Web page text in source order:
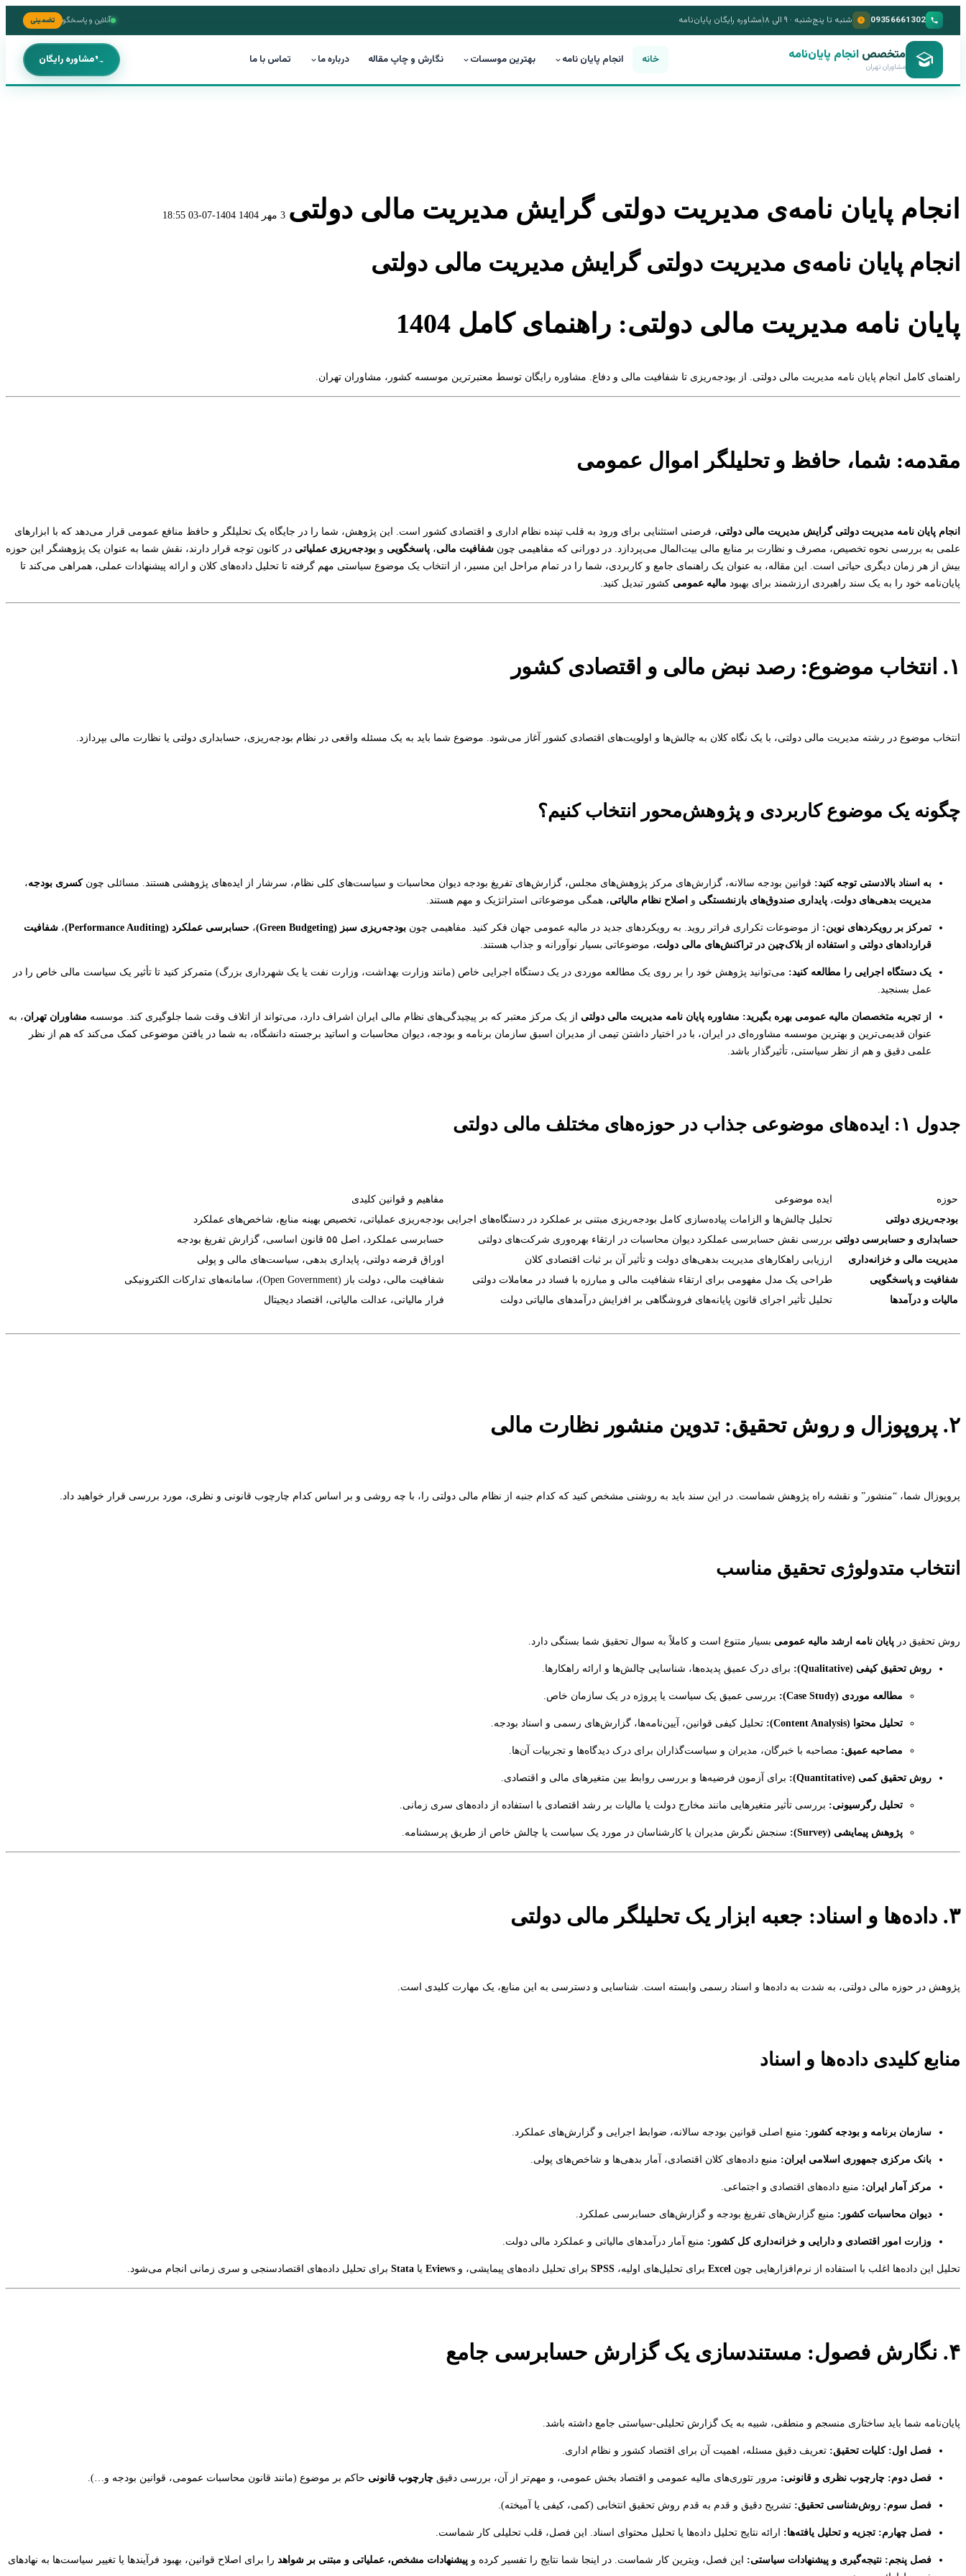
09356661302 شنبه تا پنج‌شنبه · ۹ الی ۱۸ مشاوره رایگان پایان‌نامه آنلاین و پاسخگو تضمینی
متخصص انجام پایان‌نامه
مشاوران تهران خانه انجام پایان نامه بهترین موسسات نگارش و چاپ مقاله درباره ما تماس با ما مشاوره رایگان
انجام پایان نامه‌ی مدیریت دولتی گرایش مدیریت مالی دولتی 3 مهر 1404 1404-07-03 18:55
انجام پایان نامه‌ی مدیریت دولتی گرایش مدیریت مالی دولتی
پایان نامه مدیریت مالی دولتی: راهنمای کامل 1404
راهنمای کامل انجام پایان نامه مدیریت مالی دولتی. از بودجه‌ریزی تا شفافیت مالی و دفاع. مشاوره رایگان توسط معتبرترین موسسه کشور، مشاوران تهران.
مقدمه: شما، حافظ و تحلیلگر اموال عمومی
انجام پایان نامه مدیریت دولتی گرایش مدیریت مالی دولتی، فرصتی استثنایی برای ورود به قلب تپنده نظام اداری و اقتصادی کشور است. این پژوهش، شما را در جایگاه یک تحلیلگر و حافظ منافع عمومی قرار می‌دهد که با ابزارهای
علمی به بررسی نحوه تخصیص، مصرف و نظارت بر منابع مالی بیت‌المال می‌پردازد. در دورانی که مفاهیمی چون شفافیت مالی، پاسخگویی و بودجه‌ریزی عملیاتی در کانون توجه قرار دارند، نقش شما به عنوان یک پژوهشگر این حوزه
بیش از هر زمان دیگری حیاتی است. این مقاله، به عنوان یک راهنمای جامع و کاربردی، شما را در تمام مراحل این مسیر، از انتخاب یک موضوع سیاستی مهم گرفته تا تحلیل داده‌های کلان و ارائه پیشنهادات عملی، همراهی می‌کند تا
پایان‌نامه خود را به یک سند راهبردی ارزشمند برای بهبود مالیه عمومی کشور تبدیل کنید.
۱. انتخاب موضوع: رصد نبض مالی و اقتصادی کشور
انتخاب موضوع در رشته مدیریت مالی دولتی، با یک نگاه کلان به چالش‌ها و اولویت‌های اقتصادی کشور آغاز می‌شود. موضوع شما باید به یک مسئله واقعی در نظام بودجه‌ریزی، حسابداری دولتی یا نظارت مالی بپردازد.
چگونه یک موضوع کاربردی و پژوهش‌محور انتخاب کنیم؟
به اسناد بالادستی توجه کنید: قوانین بودجه سالانه، گزارش‌های مرکز پژوهش‌های مجلس، گزارش‌های تفریغ بودجه دیوان محاسبات و سیاست‌های کلی نظام، سرشار از ایده‌های پژوهشی هستند. مسائلی چونکسری بودجه،
مدیریت بدهی‌های دولت، پایداری صندوق‌های بازنشستگی و اصلاح نظام مالیاتی، همگی موضوعاتی استراتژیک و مهم هستند.
تمرکز بر رویکردهای نوین: از موضوعات تکراری فراتر روید. به رویکردهای جدید در مالیه عمومی جهان فکر کنید. مفاهیمی چون بودجه‌ریزی سبز (Green Budgeting) ، حسابرسی عملکرد (Performance Auditing) ، شفافیت
قراردادهای دولتی و استفاده از بلاک‌چین در تراکنش‌های مالی دولت، موضوعاتی بسیار نوآورانه و جذاب هستند.
یک دستگاه اجرایی را مطالعه کنید: می‌توانید پژوهش خود را بر روی یک مطالعه موردی در یک دستگاه اجرایی خاص (مانند وزارت بهداشت، وزارت نفت یا یک شهرداری بزرگ) متمرکز کنید تا تأثیر یک سیاست مالی خاص را در
عمل بسنجید.
از تجربه متخصصان مالیه عمومی بهره بگیرید: مشاوره پایان نامه مدیریت مالی دولتی از یک مرکز معتبر که بر پیچیدگی‌های نظام مالی ایران اشراف دارد، می‌تواند از اتلاف وقت شما جلوگیری کند. موسسه مشاوران تهران، به
عنوان قدیمی‌ترین و بهترین موسسه مشاوره‌ای در ایران، با در اختیار داشتن تیمی از مدیران اسبق سازمان برنامه و بودجه، دیوان محاسبات و اساتید برجسته دانشگاه، به شما در یافتن موضوعی کمک می‌کند که هم از نظر
علمی دقیق و هم از نظر سیاستی، تأثیرگذار باشد.
جدول ۱: ایده‌های موضوعی جذاب در حوزه‌های مختلف مالی دولتی
حوزه ایده موضوعی
مفاهیم و قوانین کلیدی
بودجه‌ریزی دولتی
تحلیل چالش‌ها و الزامات پیاده‌سازی کامل بودجه‌ریزی مبتنی بر عملکرد در دستگاه‌های اجرایی بودجه‌ریزی عملیاتی، تخصیص بهینه منابع، شاخص‌های عملکرد
حسابداری و حسابرسی دولتی بررسی نقش حسابرسی عملکرد دیوان محاسبات در ارتقاء بهره‌وری شرکت‌های دولتی
حسابرسی عملکرد، اصل ۵۵ قانون اساسی، گزارش تفریغ بودجه
مدیریت مالی و خزانه‌داری
ارزیابی راهکارهای مدیریت بدهی‌های دولت و تأثیر آن بر ثبات اقتصادی کلان
اوراق قرضه دولتی، پایداری بدهی، سیاست‌های مالی و پولی
شفافیت و پاسخگویی
طراحی یک مدل مفهومی برای ارتقاء شفافیت مالی و مبارزه با فساد در معاملات دولتی
شفافیت مالی، دولت باز (Open Government)، سامانه‌های تدارکات الکترونیکی
مالیات و درآمدها
تحلیل تأثیر اجرای قانون پایانه‌های فروشگاهی بر افزایش درآمدهای مالیاتی دولت فرار مالیاتی، عدالت مالیاتی، اقتصاد دیجیتال
۲. پروپوزال و روش تحقیق: تدوین منشور نظارت مالی
پروپوزال شما، “منشور” و نقشه راه پژوهش شماست. در این سند باید به روشنی مشخص کنید که کدام جنبه از نظام مالی دولتی را، با چه روشی و بر اساس کدام چارچوب قانونی و نظری، مورد بررسی قرار خواهید داد.
انتخاب متدولوژی تحقیق مناسب
روش تحقیق در پایان نامه ارشد مالیه عمومی بسیار متنوع است و کاملاً به سوال تحقیق شما بستگی دارد.
روش تحقیق کیفی (Qualitative): برای درک عمیق پدیده‌ها، شناسایی چالش‌ها و ارائه راهکارها.
مطالعه موردی (Case Study): بررسی عمیق یک سیاست یا پروژه در یک سازمان خاص.
تحلیل محتوا (Content Analysis): تحلیل کیفی قوانین، آیین‌نامه‌ها، گزارش‌های رسمی و اسناد بودجه.
مصاحبه عمیق: مصاحبه با خبرگان، مدیران و سیاست‌گذاران برای درک دیدگاه‌ها و تجربیات آن‌ها.
روش تحقیق کمی (Quantitative): برای آزمون فرضیه‌ها و بررسی روابط بین متغیرهای مالی و اقتصادی.
تحلیل رگرسیونی: بررسی تأثیر متغیرهایی مانند مخارج دولت یا مالیات بر رشد اقتصادی با استفاده از داده‌های سری زمانی.
پژوهش پیمایشی (Survey): سنجش نگرش مدیران یا کارشناسان در مورد یک سیاست یا چالش خاص از طریق پرسشنامه.
۳. داده‌ها و اسناد: جعبه ابزار یک تحلیلگر مالی دولتی
پژوهش در حوزه مالی دولتی، به شدت به داده‌ها و اسناد رسمی وابسته است. شناسایی و دسترسی به این منابع، یک مهارت کلیدی است.
منابع کلیدی داده‌ها و اسناد
سازمان برنامه و بودجه کشور: منبع اصلی قوانین بودجه سالانه، ضوابط اجرایی و گزارش‌های عملکرد.
بانک مرکزی جمهوری اسلامی ایران: منبع داده‌های کلان اقتصادی، آمار بدهی‌ها و شاخص‌های پولی.
مرکز آمار ایران: منبع داده‌های اقتصادی و اجتماعی.
دیوان محاسبات کشور: منبع گزارش‌های تفریغ بودجه و گزارش‌های حسابرسی عملکرد.
وزارت امور اقتصادی و دارایی و خزانه‌داری کل کشور: منبع آمار درآمدهای مالیاتی و عملکرد مالی دولت.
تحلیل این داده‌ها اغلب با استفاده از نرم‌افزارهایی چون Excel برای تحلیل‌های اولیه، SPSS برای تحلیل داده‌های پیمایشی، و Eviews یا Stata برای تحلیل داده‌های اقتصادسنجی و سری زمانی انجام می‌شود.
۴. نگارش فصول: مستندسازی یک گزارش حسابرسی جامع
پایان‌نامه شما باید ساختاری منسجم و منطقی، شبیه به یک گزارش تحلیلی-سیاستی جامع داشته باشد.
فصل اول: کلیات تحقیق: تعریف دقیق مسئله، اهمیت آن برای اقتصاد کشور و نظام اداری.
فصل دوم: چارچوب نظری و قانونی: مرور تئوری‌های مالیه عمومی و اقتصاد بخش عمومی، و مهم‌تر از آن، بررسی دقیق چارچوب قانونی حاکم بر موضوع (مانند قانون محاسبات عمومی، قوانین بودجه و…).
فصل سوم: روش‌شناسی تحقیق: تشریح دقیق و قدم به قدم روش تحقیق انتخابی (کمی، کیفی یا آمیخته).
فصل چهارم: تجزیه و تحلیل یافته‌ها: ارائه نتایج تحلیل داده‌ها یا تحلیل محتوای اسناد. این فصل، قلب تحلیلی کار شماست.
فصل پنجم: نتیجه‌گیری و پیشنهادات سیاستی: این فصل، ویترین کار شماست. در اینجا شما نتایج را تفسیر کرده و پیشنهادات مشخص، عملیاتی و مبتنی بر شواهد را برای اصلاح قوانین، بهبود فرآیندها یا تغییر سیاست‌ها به نهادهای